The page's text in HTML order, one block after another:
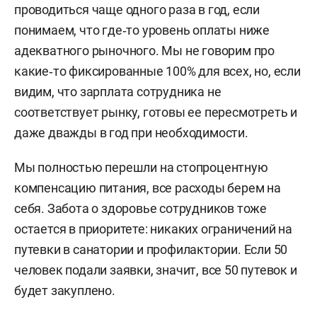
проводиться чаще одного раза в год, если
понимаем, что где‑то уровень оплаты ниже
адекватного рыночного. Мы не говорим про
какие‑то фиксированные 100% для всех, но, если
видим, что зарплата сотрудника не
соответствует рынку, готовы ее пересмотреть и
даже дважды в год при необходимости.
Мы полностью перешли на стопроцентную
компенсацию питания, все расходы берем на
себя. Забота о здоровье сотрудников тоже
остается в приоритете: никаких ограничений на
путевки в санатории и профилактории. Если 50
человек подали заявки, значит, все 50 путевок и
будет закуплено.